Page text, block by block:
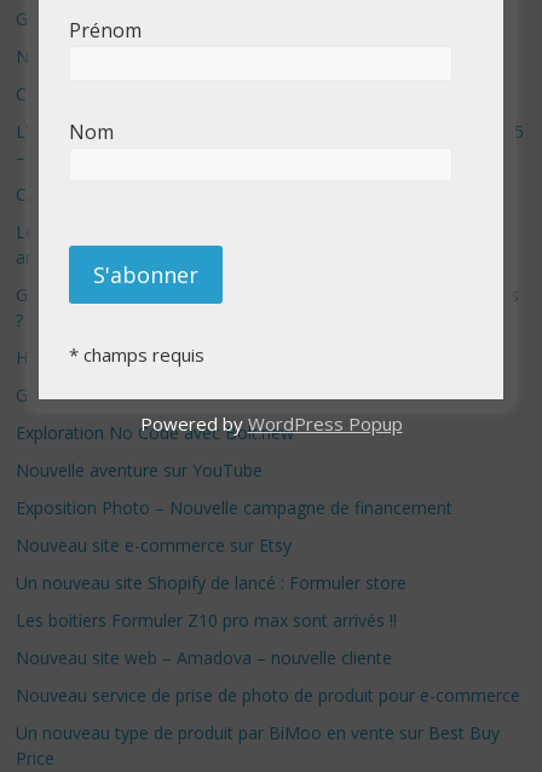
Google Deep Mind – IA : Simulation Mondiale et Défis Éthiques
NotebookLM : Mes commentaires sur 2 mois d’utilisation
CES 2025: Technologies insolites – jour 5
L’avenir de la technologie : Innovations et annonces du CES 2025
– Jour 3
C.E.S à Las Vegas – édition 2025 – Jour 2
Le danger des avatars remplacant les véritables relations
amoureuses
Grok 2 : L’IA d’Elon Musk, la porte ouverte aux fausses nouvelles
?
HX-2: L’ultime révolution ou le début de la fin ?
Glaze – le système anti IA
Exploration No Code avec Bolt.new
Nouvelle aventure sur YouTube
Exposition Photo – Nouvelle campagne de financement
Nouveau site e-commerce sur Etsy
Un nouveau site Shopify de lancé : Formuler store
Les boitiers Formuler Z10 pro max sont arrivés !!
Nouveau site web – Amadova – nouvelle cliente
Nouveau service de prise de photo de produit pour e-commerce
Un nouveau type de produit par BiMoo en vente sur Best Buy
Price
Prénom
Nom
* champs requis
Powered byWordPress Popup